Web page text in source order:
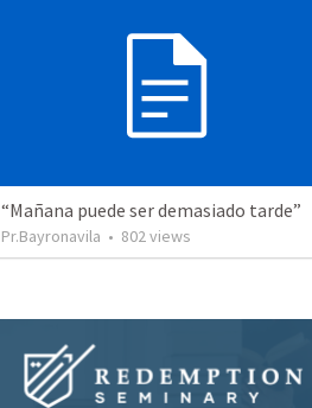
“Mañana puede ser demasiado tarde”
Pr.Bayronavila • 802 views